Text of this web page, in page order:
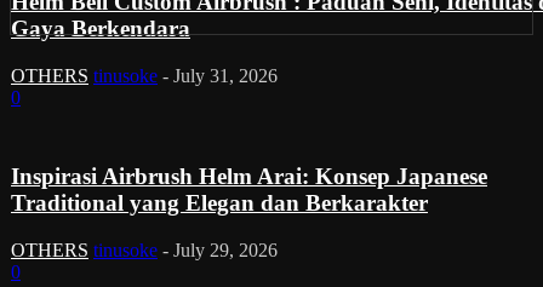
Gaya Berkendara
OTHERS tinusoke - July 31, 2026
0
Inspirasi Airbrush Helm Arai: Konsep Japanese
Traditional yang Elegan dan Berkarakter
OTHERS tinusoke - July 29, 2026
0